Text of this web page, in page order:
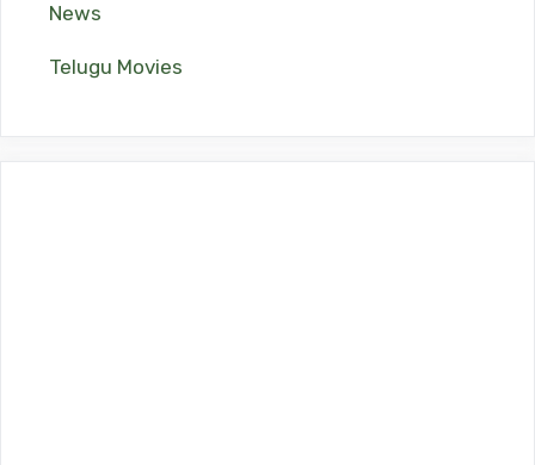
News
Telugu Movies